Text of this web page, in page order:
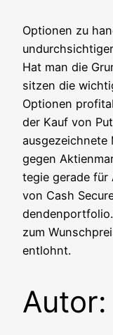
Optio­nen zu
Hat man die
sit­zen die
Optio­nen
der Kauf von
aus­ge­zeich­ne­te
gegen
te­gie gera­de für
von Cash
zum
entlohnt.
Autor: